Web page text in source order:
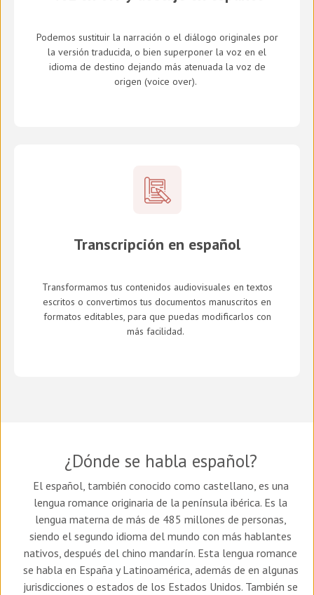
Podemos sustituir la narración o el diálogo originales por
la versión traducida, o bien superponer la voz en el
idioma de destino dejando más atenuada la voz de
origen (voice over).
Transcripción en español
Transformamos tus contenidos audiovisuales en textos
escritos o convertimos tus documentos manuscritos en
formatos editables, para que puedas modificarlos con
más facilidad.
¿Dónde se habla español?
El español, también conocido como castellano, es una
lengua romance originaria de la península ibérica. Es la
lengua materna de más de 485 millones de personas,
siendo el segundo idioma del mundo con más hablantes
nativos, después del chino mandarín. Esta lengua romance
se habla en España y Latinoamérica, además de en algunas
jurisdicciones o estados de los Estados Unidos. También se